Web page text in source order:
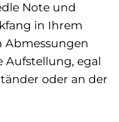
Note und
in Ihrem
Abmessungen
Aufstellung, egal
oder an der